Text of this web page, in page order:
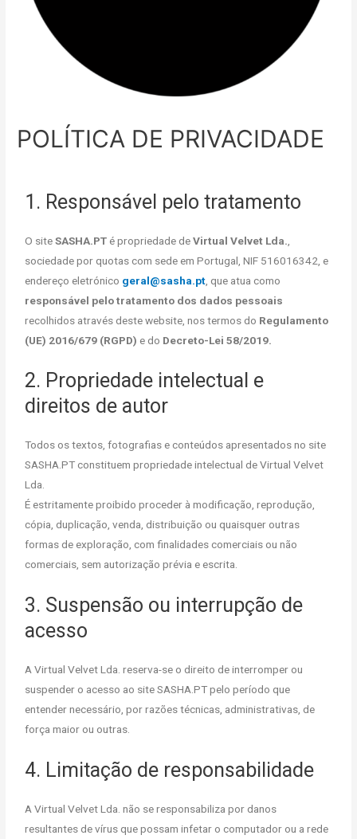
POLÍTICA DE PRIVACIDADE
1. Responsável pelo tratamento
O siteSASHA.PTé propriedade deVirtual Velvet Lda.
sociedade por quotas com sede em Portugal, NIF 516016342, e
endereço eletrónico geral@sasha.pt , que atua como
responsável pelo tratamento dos dados pessoais
recolhidos através deste website, nos termos do Regulamento
(UE) 2016/679 (RGPD) e do Decreto-Lei 58/2019.
2. Propriedade intelectual e
direitos de autor
Todos os textos, fotografias e conteúdos apresentados no site
SASHA.PT constituem propriedade intelectual de Virtual Velvet
Lda.
É estritamente proibido proceder à modificação, reprodução,
cópia, duplicação, venda, distribuição ou quaisquer outras
formas de exploração, com finalidades comerciais ou não
comerciais, sem autorização prévia e escrita.
3. Suspensão ou interrupção de
acesso
A Virtual Velvet Lda. reserva-se o direito de interromper ou
suspender o acesso ao site SASHA.PT pelo período que
entender necessário, por razões técnicas, administrativas, de
força maior ou outras.
4. Limitação de responsabilidade
A Virtual Velvet Lda. não se responsabiliza por danos
resultantes de vírus que possam infetar o computador ou a rede